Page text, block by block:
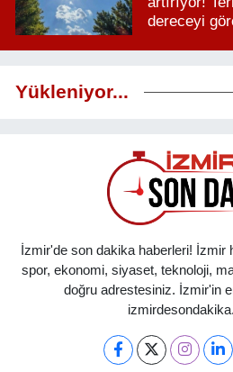
dereceyi
Yükleniyor...
İzmir'de son dakika haberleri! İzmir
spor, ekonomi, siyaset, teknoloji,
doğru adrestesiniz. İzmir'in